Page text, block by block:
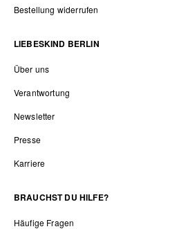
Bestellung widerrufen
LIEBESKIND BERLIN
Über uns
Verantwortung
Newsletter
Presse
Karriere
BRAUCHST DU HILFE?
Häufige Fragen